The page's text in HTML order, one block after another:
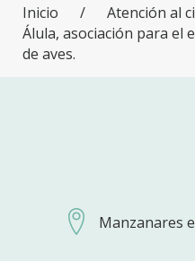
Inicio / Atención al
Álula, asociación para el
de aves.
Manzanares